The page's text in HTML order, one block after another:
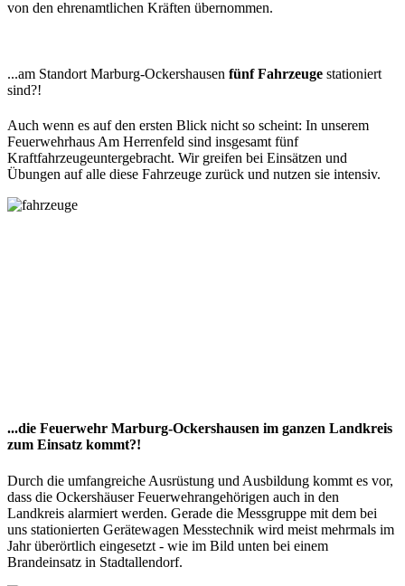
von den ehrenamtlichen Kräften übernommen.
...am Standort Marburg-Ockershausen fünf Fahrzeuge stationiert
sind?!
Auch wenn es auf den ersten Blick nicht so scheint: In unserem
Feuerwehrhaus Am Herrenfeld sind insgesamt fünf
Kraftfahrzeugeuntergebracht. Wir greifen bei Einsätzen und
Übungen auf alle diese Fahrzeuge zurück und nutzen sie intensiv.
...die Feuerwehr Marburg-Ockershausen im ganzen Landkreis
zum Einsatz kommt?!
Durch die umfangreiche Ausrüstung und Ausbildung kommt es vor,
dass die Ockershäuser Feuerwehrangehörigen auch in den
Landkreis alarmiert werden. Gerade die Messgruppe mit dem bei
uns stationierten Gerätewagen Messtechnik wird meist mehrmals im
Jahr überörtlich eingesetzt - wie im Bild unten bei einem
Brandeinsatz in Stadtallendorf.